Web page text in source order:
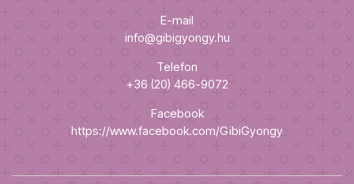
E-mail
info@gibigyongy.hu
Telefon
+36 (20) 466-9072
Facebook
https://www.facebook.com/GibiGyongy